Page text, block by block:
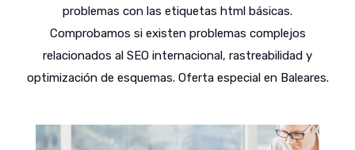
problemas con las etiquetas html básicas.
Comprobamos si existen problemas complejos
relacionados al SEO internacional, rastreabilidad y
optimización de esquemas. Oferta especial en Baleares.